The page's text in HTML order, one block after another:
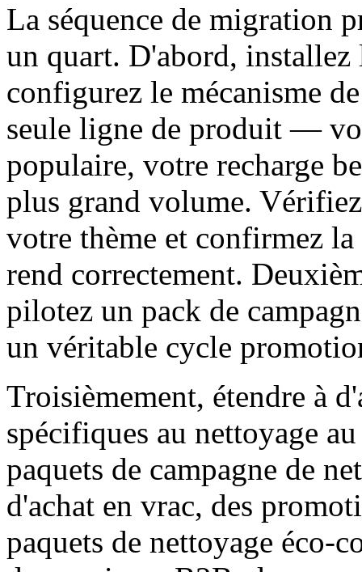
La séquence de migration
un quart. D'abord,
configurez le mécanisme
seule ligne de produit —
populaire, votre recharge
plus grand volume.
votre thème et confirmez
rend correctement.
pilotez un pack de
un véritable cycle
Troisièmement, étendre à
spécifiques au nettoyage
paquets de campagne de
d'achat en vrac, des
paquets de nettoyage éco-